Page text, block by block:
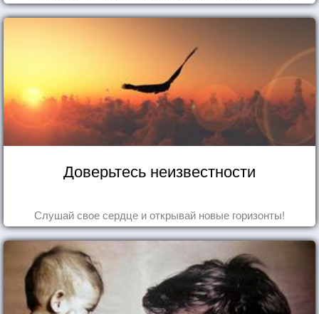
Доверьтесь неизвестности
Слушай свое сердце и открывай новые горизонты!